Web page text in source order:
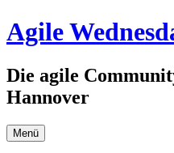
Zum
Inhalt
Agile
Die agile
Hannover
Menü